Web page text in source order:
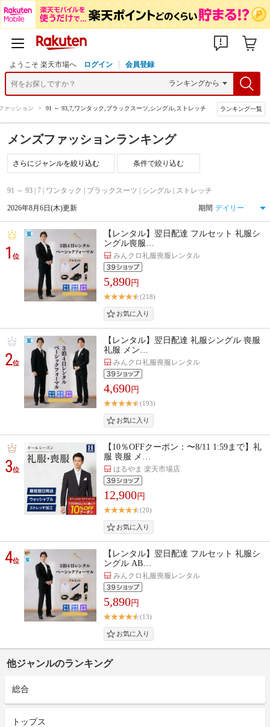
ようこそ 楽天市場へ ログイン 会員登録
ァッション > 91 ～ 93,7,ワンタック,ブラックスーツ,シングル,ストレッチ ランキング一覧
メンズファッションランキング
条件で絞り込む
91 ～ 93 | 7 | ワンタック | ブラックスーツ | シングル | ストレッチ
2026年8月6日(木)更新 期間
1位
【レンタル】翌日配達 フルセット 礼服シ
ングル喪服…
みんクロ礼服喪服レンタル
5,890円
(218)
2位
【レンタル】翌日配達 礼服シングル 喪服
礼服 メン…
みんクロ礼服喪服レンタル
4,690円
(193)
3位
【10％OFFクーポン：〜8/11 1:59まで】礼
服 喪服 メ…
はるやま 楽天市場店
12,900円
(20)
4位
【レンタル】翌日配達 フルセット 礼服シ
ングル AB…
みんクロ礼服喪服レンタル
5,890円
(13)
他ジャンルのランキング
総合
トップス